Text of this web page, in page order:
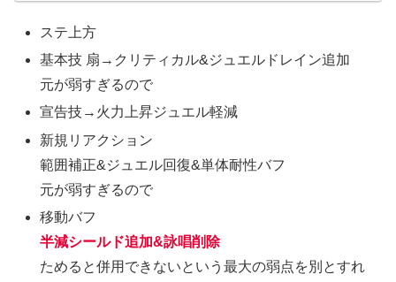
ステ上方
基本技 扇→クリティカル&ジュエルドレイン追加
元が弱すぎるので
宣告技→火力上昇ジュエル軽減
新規リアクション
範囲補正&ジュエル回復&単体耐性バフ
元が弱すぎるので
移動バフ
半減シールド追加&詠唱削除
ためると併用できないという最大の弱点を別とすれ